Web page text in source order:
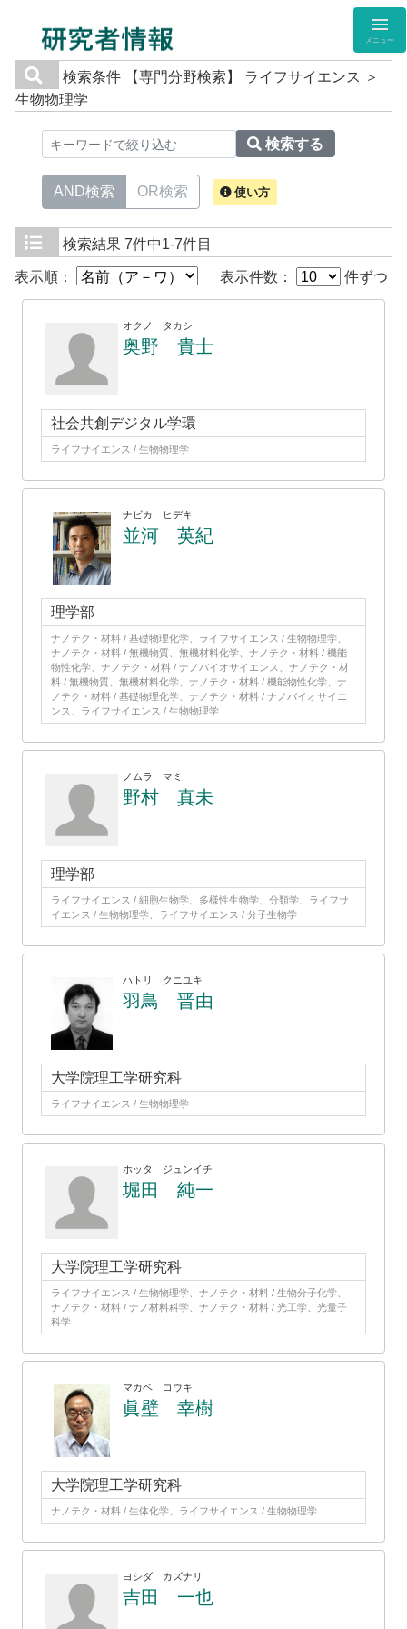
メニュー
検索条件
【専門分野検索】 ライフサイエンス ＞
生物物理学
検索する
AND検索 OR検索 使い方
検索結果 7件中1-7件目
表示順： 表示件数： 件ずつ
オクノ タカシ
奥野 貴士
社会共創デジタル学環
ライフサイエンス / 生物物理学
ナビカ ヒデキ
並河 英紀
理学部
ナノテク・材料 / 基礎物理化学、ライフサイエンス / 生物物理学、
ナノテク・材料 / 無機物質、無機材料化学、ナノテク・材料 / 機能
物性化学、ナノテク・材料 / ナノバイオサイエンス、ナノテク・材
料 / 無機物質、無機材料化学、ナノテク・材料 / 機能物性化学、ナ
ノテク・材料 / 基礎物理化学、ナノテク・材料 / ナノバイオサイエ
ンス、ライフサイエンス / 生物物理学
ノムラ マミ
野村 真未
理学部
ライフサイエンス / 細胞生物学、多様性生物学、分類学、ライフサ
イエンス / 生物物理学、ライフサイエンス / 分子生物学
ハトリ クニユキ
羽鳥 晋由
大学院理工学研究科
ライフサイエンス / 生物物理学
ホッタ ジュンイチ
堀田 純一
大学院理工学研究科
ライフサイエンス / 生物物理学、ナノテク・材料 / 生物分子化学、
ナノテク・材料 / ナノ材料科学、ナノテク・材料 / 光工学、光量子
科学
マカベ コウキ
眞壁 幸樹
大学院理工学研究科
ナノテク・材料 / 生体化学、ライフサイエンス / 生物物理学
ヨシダ カズナリ
吉田 一也